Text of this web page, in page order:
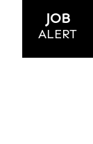
JOB
ALERT